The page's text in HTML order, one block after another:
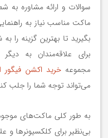
سوالات و ارائه مشاوره به
ماکت مناسب نیاز به
بگیرید تا بهترین گزینه را
برای علاقه‌مندان به
مجموعه خرید اکشن فیگور
می‌تواند توجه شما را جلب
به طور کلی ماکت‌های
بی‌نظیر برای کلکسیونرها و